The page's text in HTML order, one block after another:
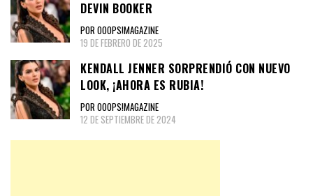
DEVIN BOOKER
POR OOOPS!MAGAZINE
19 DE FEBRERO DE 2025
KENDALL JENNER SORPRENDIÓ CON NUEVO
LOOK, ¡AHORA ES RUBIA!
POR OOOPS!MAGAZINE
12 DE SEPTIEMBRE DE 2024